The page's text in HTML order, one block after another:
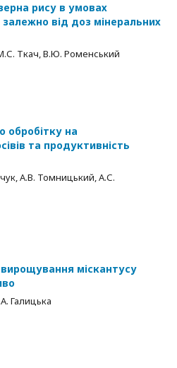
рису в умовах
від доз мінеральних
Ткач, В.Ю. Роменський
обробітку на
та продуктивність
А.В. Томницький, А.С.
вирощування міскантусу
Галицька